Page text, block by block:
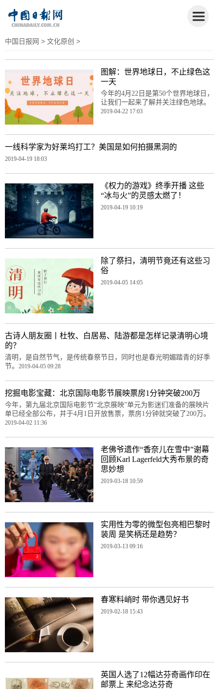
中国日报网 > 文化原创 >
图解：世界地球日，不止绿色这
一天
今年的4月22日是第50个世界地球日，
让我们一起来了解并关注绿色地球。
2019-04-22 17:03
一线科学家为好莱坞打工？美国是如何拍摄黑洞的
2019-04-19 18:03
《权力的游戏》终季开播 这些
“冰与火”的灵感太燃了！
2019-04-19 10:19
除了祭扫，清明节竟还有这些习
俗
2019-04-05 14:05
古诗人朋友圈丨杜牧、白居易、陆游都是怎样记录清明心境
的？
清明，是自然节气，是传统春祭节日，同时也是春光明媚踏青的好季
节。 2019-04-05 09:28
挖掘电影宝藏：北京国际电影节展映票房1分钟突破200万
今年，第九届北京国际电影节“北京展映”单元为影迷们准备的展映片
单已经全部公布，并于4月1日开放售票，票房1分钟就突破了200万。
2019-04-02 11:36
老佛爷遗作“香奈儿在雪中”谢幕
回顾Karl Lagerfeld大秀布景的奇
思妙想
2019-03-18 10:59
实用性为零的微型包亮相巴黎时
装周 是笑柄还是趋势？
2019-03-13 09:16
春寒料峭时 带你遇见好书
2019-02-18 15:43
英国人选了12幅达芬奇画作印在
邮票上 来纪念达芬奇